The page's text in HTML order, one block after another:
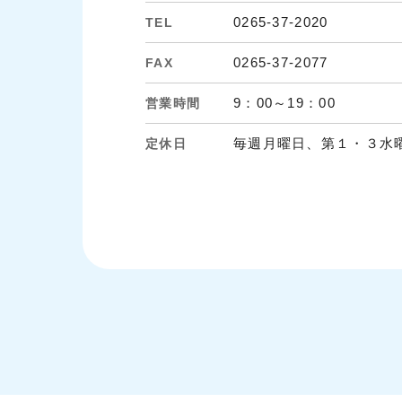
TEL 0265-37-2020
FAX 0265-37-2077
営業時間 9：00～19：00
定休日 毎週月曜日、第１・３水